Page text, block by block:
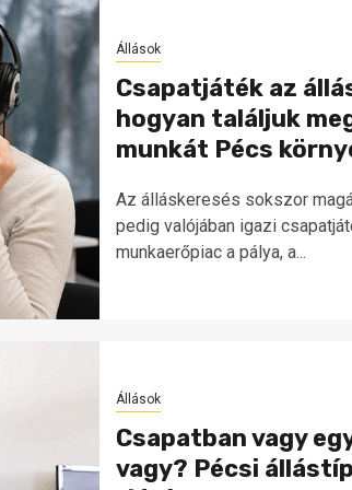
Állások
Csapatjáték az
hogyan találjuk
munkát Pécs
Az álláskeresés sokszor
pedig valójában igazi
munkaerőpiac a pálya, a...
Állások
Csapatban vagy
vagy? Pécsi